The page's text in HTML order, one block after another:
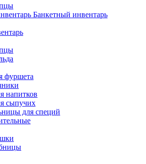
Банкетный инвентарь
фуршета
напитков
сыпучих
для специй